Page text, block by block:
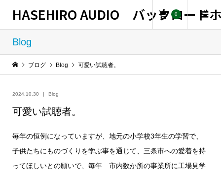
HASEHIRO AUDIO バックロード
0
Blog
ブログ Blog 可愛い試聴者。
2024.10.30 Blog
可愛い試聴者。
毎年の恒例になっていますが、地元の小学校3年生の学習で、
子供たちにものづくりを学ぶ事を通じて、三条市への愛着を持
ってほしいとの願いで、毎年 市内数か所の事業所に工場見学